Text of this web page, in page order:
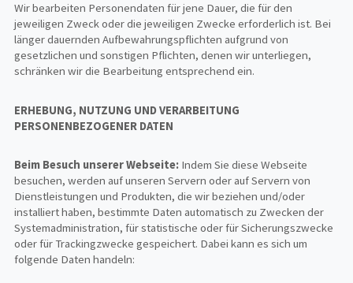
Wir bearbeiten Personendaten für jene Dauer, die für den
jeweiligen Zweck oder die jeweiligen Zwecke erforderlich ist. Bei
länger dauernden Aufbewahrungspflichten aufgrund von
gesetzlichen und sonstigen Pflichten, denen wir unterliegen,
schränken wir die Bearbeitung entsprechend ein.
ERHEBUNG, NUTZUNG UND VERARBEITUNG
PERSONENBEZOGENER DATEN
Beim Besuch unserer Webseite: Indem Sie diese Webseite
besuchen, werden auf unseren Servern oder auf Servern von
Dienstleistungen und Produkten, die wir beziehen und/oder
installiert haben, bestimmte Daten automatisch zu Zwecken der
Systemadministration, für statistische oder für Sicherungszwecke
oder für Trackingzwecke gespeichert. Dabei kann es sich um
folgende Daten handeln: